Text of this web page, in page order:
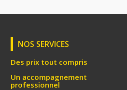
NOS SERVICES
Des prix tout compris
Un accompagnement
professionnel